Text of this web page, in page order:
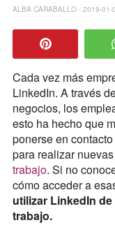
ALBA CARABALLO - 2019-
Cada vez más
LinkedIn. A través
negocios, los
esto ha hecho que
ponerse en
para realizar
trabajo. Si no
cómo acceder a
utilizar LinkedIn
trabajo.